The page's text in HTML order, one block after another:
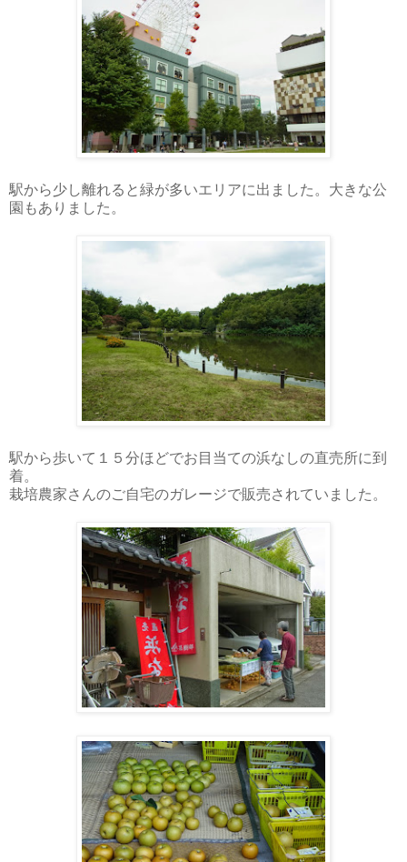
駅から少し離れると緑が多いエリアに出ました。大きな公
園もありました。
駅から歩いて１５分ほどでお目当ての浜なしの直売所に到
着。
栽培農家さんのご自宅のガレージで販売されていました。